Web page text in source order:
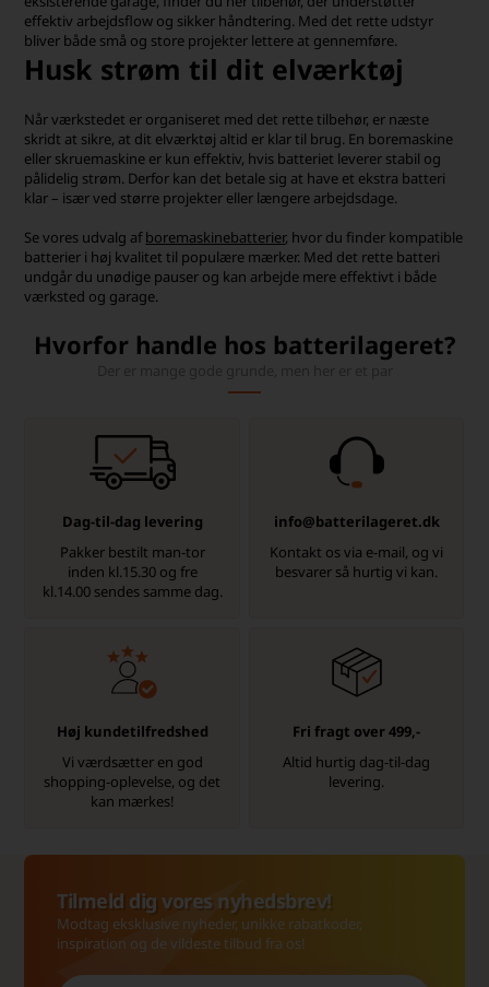
effektiv arbejdsflow og sikker håndtering. Med det rette udstyr
bliver både små og store projekter lettere at gennemføre.
Husk strøm til dit elværktøj
Når værkstedet er organiseret med det rette tilbehør, er næste
skridt at sikre, at dit elværktøj altid er klar til brug. En boremaskine
eller skruemaskine er kun effektiv, hvis batteriet leverer stabil og
pålidelig strøm. Derfor kan det betale sig at have et ekstra batteri
klar – især ved større projekter eller længere arbejdsdage.
Se vores udvalg afboremaskinebatterier, hvor du finder kompatible
batterier i høj kvalitet til populære mærker. Med det rette batteri
undgår du unødige pauser og kan arbejde mere effektivt i både
værksted og garage.
Hvorfor handle hos batterilageret?
Dag-til-dag levering
Pakker bestilt man-tor
inden kl.15.30 og fre
kl.14.00 sendes samme dag.
info@batterilageret.dk
Kontakt os via e-mail, og vi
besvarer så hurtig vi kan.
Høj kundetilfredshed
Vi værdsætter en god
shopping-oplevelse, og det
kan mærkes!
Fri fragt over 499,-
Altid hurtig dag-til-dag
levering.
Tilmeld dig vores nyhedsbrev!
Modtag eksklusive nyheder, unikke rabatkoder,
inspiration og de vildeste tilbud fra os!